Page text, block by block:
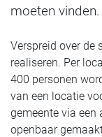
moeten vinden.
Verspreid over de
realiseren. Per
400 personen
van een locatie
gemeente via
openbaar